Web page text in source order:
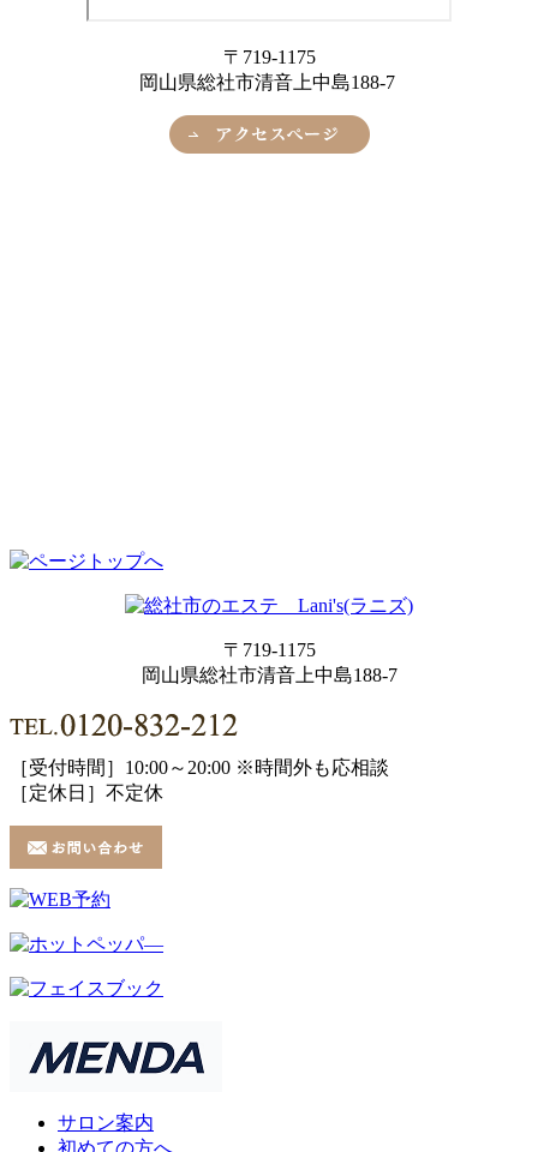
〒719-1175
岡山県総社市清音上中島188-7
〒719-1175
岡山県総社市清音上中島188-7
［受付時間］10:00～20:00 ※時間外も応相談
［定休日］不定休
サロン案内